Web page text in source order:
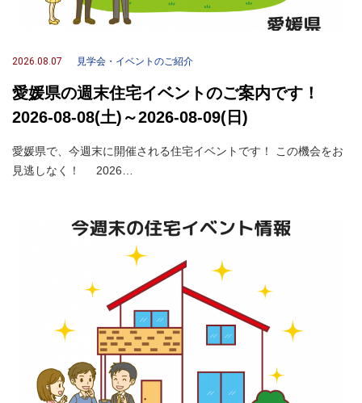
2026.08.07 見学会・イベントのご紹介
愛媛県の週末住宅イベントのご案内です！
2026-08-08(土)～2026-08-09(日)
愛媛県で、今週末に開催される住宅イベントです！ この機会をお
見逃しなく！ 2026…